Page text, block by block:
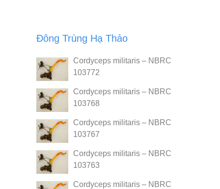
Đông Trùng Hạ Thảo
Cordyceps militaris – NBRC
103772
Cordyceps militaris – NBRC
103768
Cordyceps militaris – NBRC
103767
Cordyceps militaris – NBRC
103763
Cordyceps militaris – NBRC